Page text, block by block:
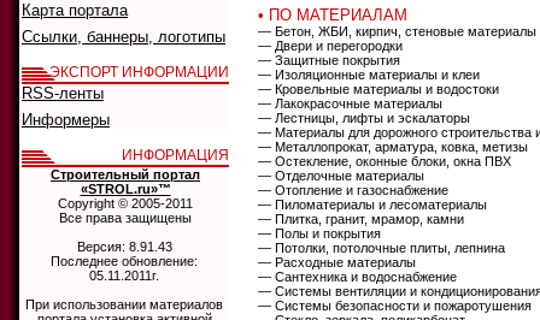
• ПО МАТЕРИАЛАМ
— Бетон, ЖБИ, кирпич, стеновые материалы
— Двери и перегородки
— Защитные покрытия
— Изоляционные материалы и клеи
— Кровельные материалы и водостоки
— Лакокрасочные материалы
— Лестницы, лифты и эскалаторы
— Материалы для дорожного строительства
— Металлопрокат, арматура, ковка, метизы
— Остекление, оконные блоки, окна ПВХ
— Отделочные материалы
— Отопление и газоснабжение
— Пиломатериалы и лесоматериалы
— Плитка, гранит, мрамор, камни
— Полы и покрытия
— Потолки, потолочные плиты, лепнина
— Расходные материалы
— Сантехника и водоснабжение
— Системы вентиляции и
— Системы безопасности и пожаротушения
Карта портала
Ссылки, баннеры, логотипы
ЭКСПОРТ ИНФОРМАЦИИ
RSS-ленты
Информеры
ИНФОРМАЦИЯ
Строительный портал
«STROL.ru»™
Copyright © 2005-2011
Все права защищены
Версия: 8.91.43
Последнее обновление:
05.11.2011г.
При использовании материалов